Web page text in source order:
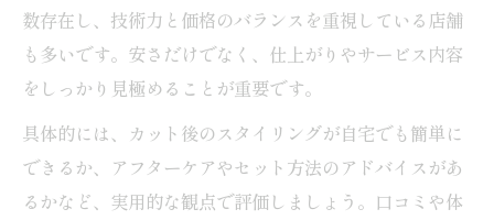
数存在し、技術力と価格のバランスを重視している店舗
も多いです。安さだけでなく、仕上がりやサービス内容
をしっかり見極めることが重要です。
具体的には、カット後のスタイリングが自宅でも簡単に
できるか、アフターケアやセット方法のアドバイスがあ
るかなど、実用的な観点で評価しましょう。口コミや体